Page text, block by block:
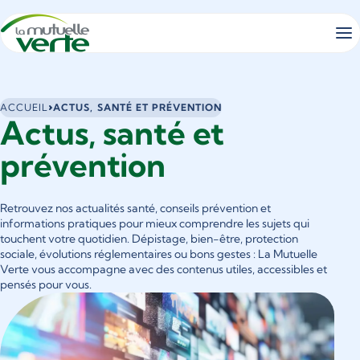
Panneau de gestion des cookies
Vous
êtes
ici
:
ACCUEIL ACTUS, SANTÉ ET PRÉVENTION
Actus, santé et
prévention
Retrouvez nos actualités santé, conseils prévention et
informations pratiques pour mieux comprendre les sujets qui
touchent votre quotidien. Dépistage, bien-être, protection
sociale, évolutions réglementaires ou bons gestes : La Mutuelle
Verte vous accompagne avec des contenus utiles, accessibles et
pensés pour vous.